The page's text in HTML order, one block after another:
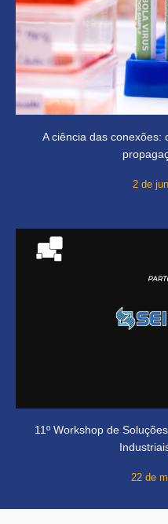
A ciência das conexões:
2 de
11º Workshop de
22 de